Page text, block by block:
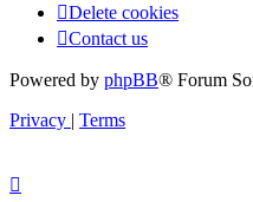
Delete cookies
Contact us
Powered by phpBB® Forum
Privacy | Terms